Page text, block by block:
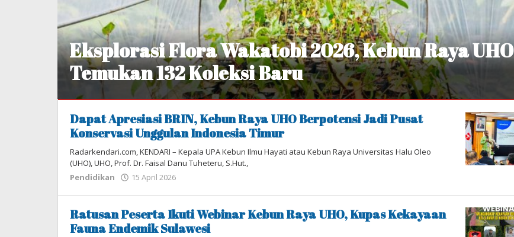
Eksplorasi Flora Wakatobi 2026, Kebun Raya UHO
Temukan 132 Koleksi Baru
Mei
2026
oleh
Tim
Dapat Apresiasi BRIN, Kebun Raya UHO Berpotensi Jadi Pusat
Konservasi Unggulan Indonesia Timur
Radarkendari.com, KENDARI – Kepala UPA Kebun Ilmu Hayati atau Kebun Raya Universitas Halu Oleo
(UHO), UHO, Prof. Dr. Faisal Danu Tuheteru, S.Hut.,
Pendidikan
15 April 2026
Ratusan Peserta Ikuti Webinar Kebun Raya UHO, Kupas Kekayaan
Fauna Endemik Sulawesi